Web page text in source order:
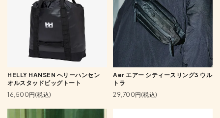
HELLY HANSEN ヘリーハンセン
オルスタッドビッグトート
16,500円(税込)
Aer エアー シティースリング3 ウル
トラ
29,700円(税込)